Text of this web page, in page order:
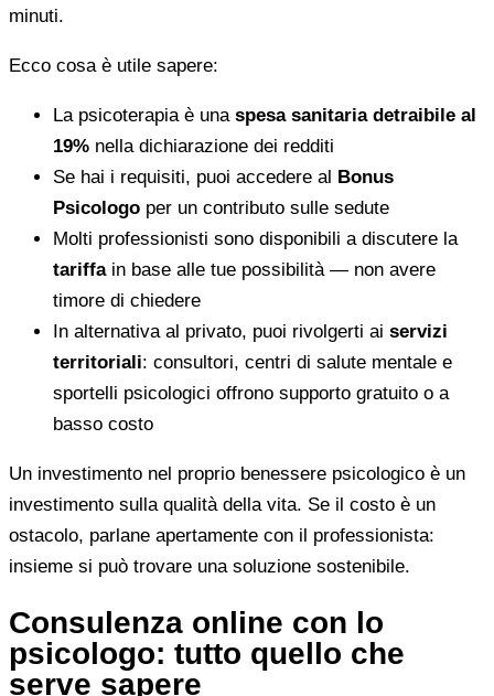
minuti.
Ecco cosa è utile sapere:
La psicoterapia è una spesa sanitaria detraibile al
19% nella dichiarazione dei redditi
Se hai i requisiti, puoi accedere al Bonus
Psicologo per un contributo sulle sedute
Molti professionisti sono disponibili a discutere la
tariffain base alle tue possibilità — non avere
timore di chiedere
In alternativa al privato, puoi rivolgerti ai servizi
territoriali: consultori, centri di salute mentale e
sportelli psicologici offrono supporto gratuito o a
basso costo
Un investimento nel proprio benessere psicologico è un
investimento sulla qualità della vita. Se il costo è un
ostacolo, parlane apertamente con il professionista:
insieme si può trovare una soluzione sostenibile.
Consulenza online con lo
psicologo: tutto quello che
serve sapere